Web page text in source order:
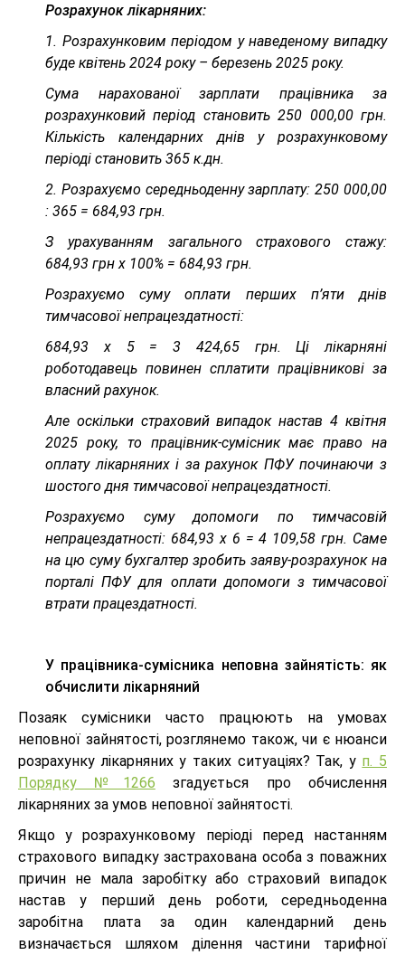
Розрахунок лікарняних:
1. Розрахунковим періодом у наведеному випадку
буде квітень 2024 року – березень 2025 року.
Сума нарахованої зарплати працівника за
розрахунковий період становить 250 000,00 грн.
Кількість календарних днів у розрахунковому
періоді становить 365 к.дн.
2. Розрахуємо середньоденну зарплату: 250 000,00
: 365 = 684,93 грн.
З урахуванням загального страхового стажу:
684,93 грн х 100% = 684,93 грн.
Розрахуємо суму оплати перших п’яти днів
тимчасової непрацездатності:
684,93 х 5 = 3 424,65 грн. Ці лікарняні
роботодавець повинен сплатити працівникові за
власний рахунок.
Але оскільки страховий випадок настав 4 квітня
2025 року, то працівник-сумісник має право на
оплату лікарняних і за рахунок ПФУ починаючи з
шостого дня тимчасової непрацездатності.
Розрахуємо суму допомоги по тимчасовій
непрацездатності: 684,93 х 6 = 4 109,58 грн. Саме
на цю суму бухгалтер зробить заяву-розрахунок на
порталі ПФУ для оплати допомоги з тимчасової
втрати працездатності.
У працівника-сумісника неповна зайнятість: як
обчислити лікарняний
Позаяк сумісники часто працюють на умовах
неповної зайнятості, розглянемо також, чи є нюанси
розрахунку лікарняних у таких ситуаціях? Так, у п. 5
Порядку №1266 згадується про обчислення
лікарняних за умов неповної зайнятості.
Якщо у розрахунковому періоді перед настанням
страхового випадку застрахована особа з поважних
причин не мала заробітку або страховий випадок
настав у перший день роботи, середньоденна
заробітна плата за один календарний день
визначається шляхом ділення частини тарифної